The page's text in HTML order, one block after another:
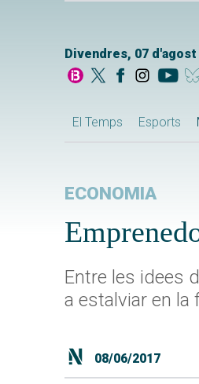
Divendres, 07 d'agost
El Temps Esports
ECONOMIA
Entre les idees
a estalviar en la
08/06/2017